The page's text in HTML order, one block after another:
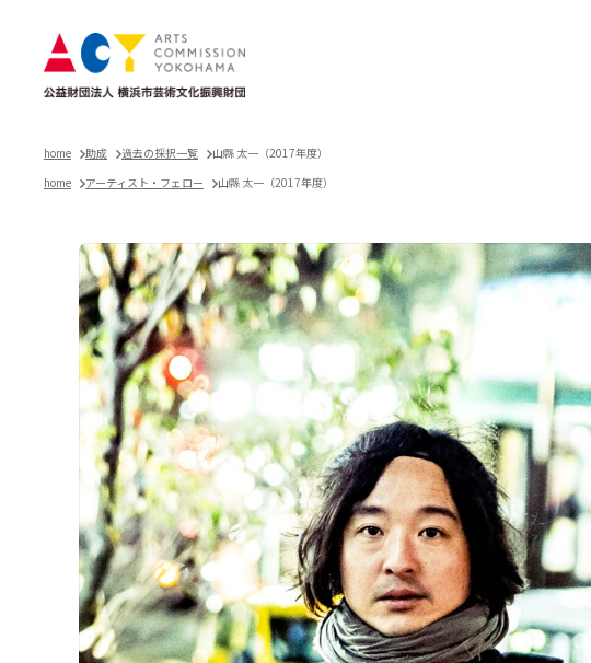
home 助成 過去の採択一覧
山縣 太一（2017年度）
home
アーティスト・フェロー 山縣 太一（2017年度）